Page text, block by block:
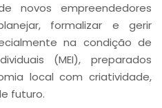
novos empreendedores
formalizar e gerir
na condição de
(MEI), preparados
local com criatividade,
futuro.